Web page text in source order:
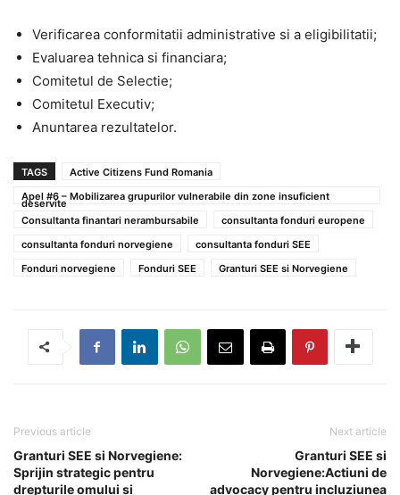
Verificarea conformitatii administrative si a eligibilitatii;
Evaluarea tehnica si financiara;
Comitetul de Selectie;
Comitetul Executiv;
Anuntarea rezultatelor.
TAGS
Active Citizens Fund Romania
Apel #6 – Mobilizarea grupurilor vulnerabile din zone insuficient
deservite
Consultanta finantari nerambursabile
consultanta fonduri europene
consultanta fonduri norvegiene
consultanta fonduri SEE
Fonduri norvegiene
Fonduri SEE Granturi SEE si Norvegiene
Previous article
Granturi SEE si Norvegiene:
Sprijin strategic pentru
drepturile omului si
Next article
Granturi SEE si
Norvegiene:Actiuni de
advocacy pentru incluziunea